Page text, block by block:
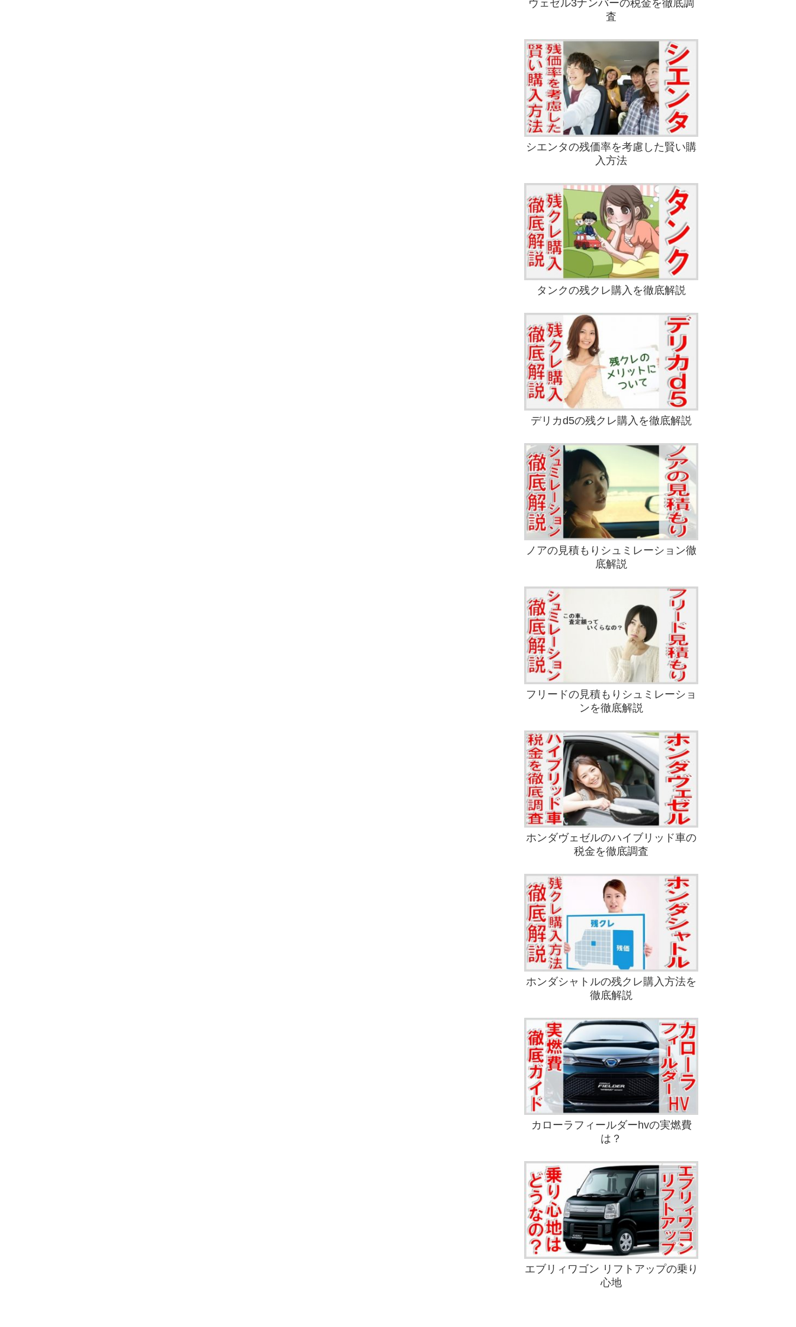
ヴェゼル3ナンバーの税金を徹底調
査
シエンタの残価率を考慮した賢い購
入方法
タンクの残クレ購入を徹底解説
デリカd5の残クレ購入を徹底解説
ノアの見積もりシュミレーション徹
底解説
フリードの見積もりシュミレーショ
ンを徹底解説
ホンダヴェゼルのハイブリッド車の
税金を徹底調査
ホンダシャトルの残クレ購入方法を
徹底解説
カローラフィールダーhvの実燃費
は？
エブリィワゴン リフトアップの乗り
心地